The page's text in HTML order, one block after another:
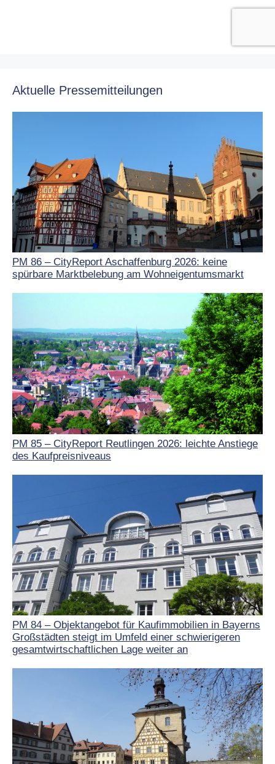
Aktuelle Pressemitteilungen
PM 86 – CityReport Aschaffenburg 2026: keine
spürbare Marktbelebung am Wohneigentumsmarkt
PM 85 – CityReport Reutlingen 2026: leichte Anstiege
des Kaufpreisniveaus
PM 84 – Objektangebot für Kaufimmobilien in Bayerns
Großstädten steigt im Umfeld einer schwierigeren
gesamtwirtschaftlichen Lage weiter an